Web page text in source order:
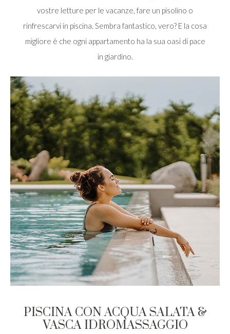
vostre letture per le vacanze, fare un pisolino o
rinfrescarvi in piscina. Sembra fantastico, vero? E la cosa
migliore è che ogni appartamento ha la sua oasi di pace
in giardino.
PISCINA CON ACQUA SALATA &
VASCA IDROMASSAGGIO